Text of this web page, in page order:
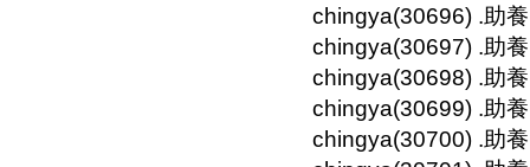
chingya(30696) .助
chingya(30697) .助
chingya(30698) .助
chingya(30699) .助
chingya(30700) .助